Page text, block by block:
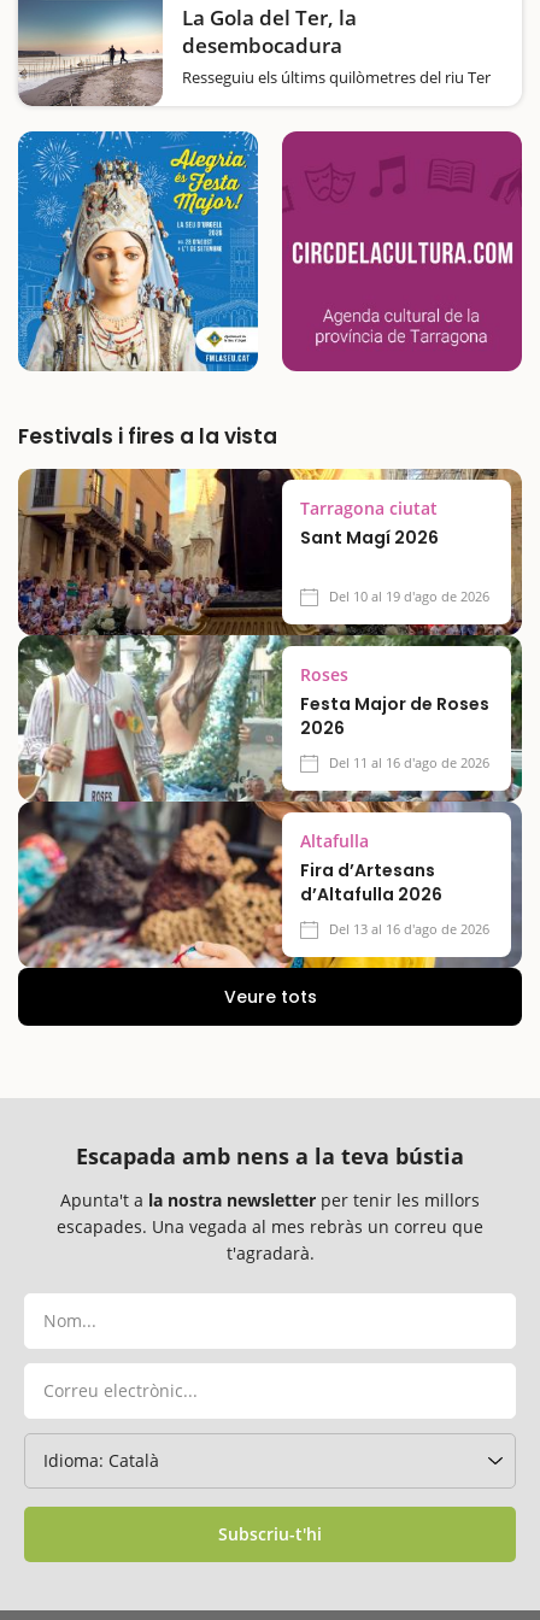
que us proposem que visiteu…
La Gola del Ter, la
desembocadura
Resseguiu els últims quilòmetres del riu Ter
transport i la naturalesa com a marc
incomparable són els dos protagonistes
d'aquest…
Festivals i fires a la vista
Tarragona ciutat
Sant Magí 2026
Del 10 al 19 d'ago de 2026
Roses
Festa Major de Roses
2026
Del 11 al 16 d'ago de 2026
Altafulla
Fira d’Artesans
d’Altafulla 2026
Del 13 al 16 d'ago de 2026
Veure tots
Escapada amb nens a la teva bústia
Apunta't a la nostra newsletter per tenir les millors
escapades. Una vegada al mes rebràs un correu que
t'agradarà.
Subscriu-t'hi